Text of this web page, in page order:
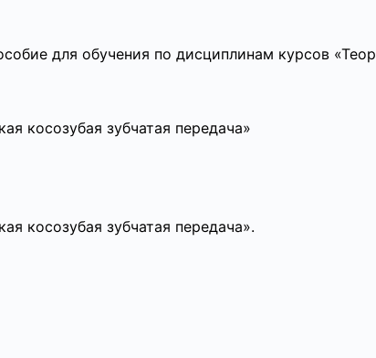
для обучения по дисциплинам курсов
косозубая зубчатая передача»
косозубая зубчатая передача».